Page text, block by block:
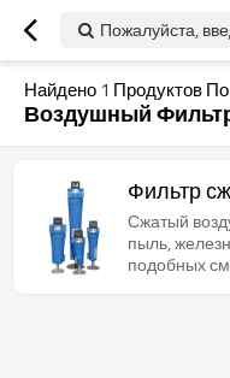
Пожалуйста,
Найдено 1 Продуктов
Воздушный
Фильтр
Сжатый
пыль,
подобных